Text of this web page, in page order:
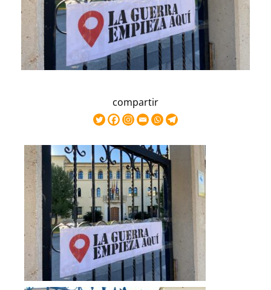
compartir